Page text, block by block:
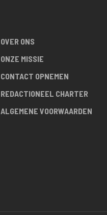
OVER ONS
ONZE MISSIE
CONTACT OPNEMEN
REDACTIONEEL CHARTER
ALGEMENE VOORWAARDEN